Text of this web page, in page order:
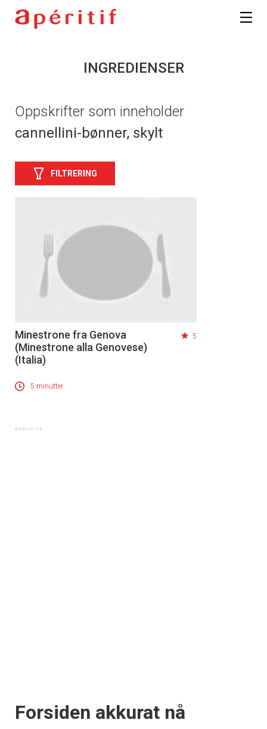
INGREDIENSER
Oppskrifter som inneholder
cannellini-bønner, skylt
FILTRERING
Minestrone fra Genova
(Minestrone alla Genovese)
(Italia)
5
5 minutter
Forsiden akkurat nå